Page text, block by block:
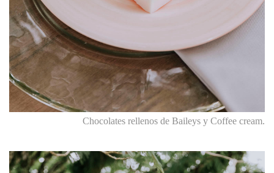
Chocolates rellenos de Baileys y Coffee cream.